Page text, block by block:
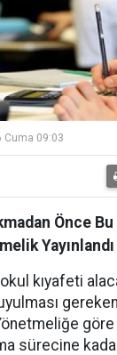
Cuma 09:03
Önce
Yayınlandı
kıyafeti
göre
sürecine